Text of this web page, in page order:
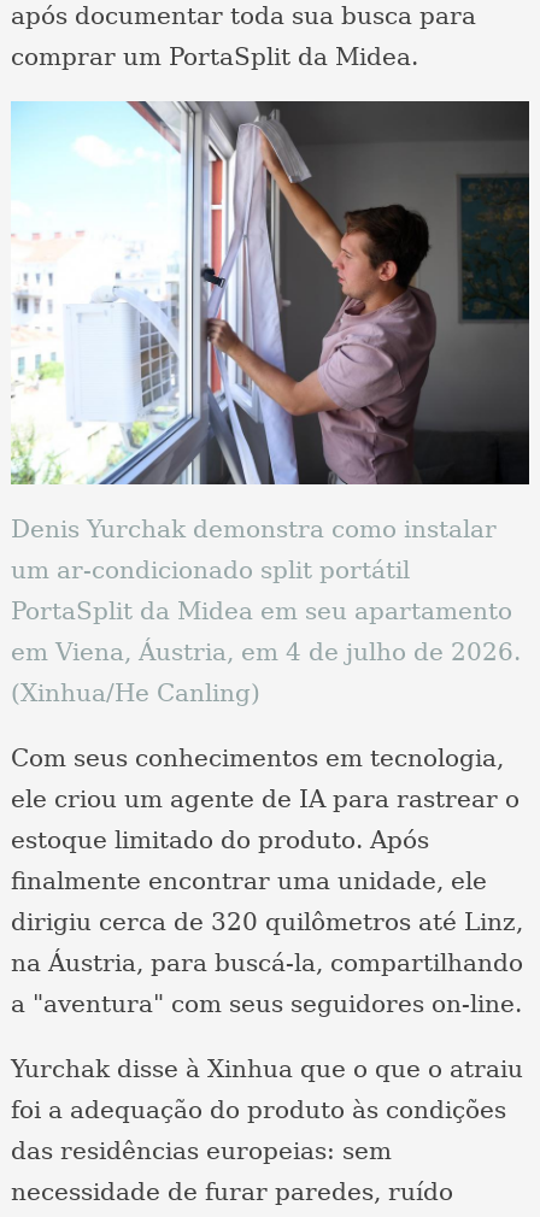
após documentar toda sua busca para
comprar um PortaSplit da Midea.
Denis Yurchak demonstra como instalar
um ar-condicionado split portátil
PortaSplit da Midea em seu apartamento
em Viena, Áustria, em 4 de julho de 2026.
(Xinhua/He Canling)
Com seus conhecimentos em tecnologia,
ele criou um agente de IA para rastrear o
estoque limitado do produto. Após
finalmente encontrar uma unidade, ele
dirigiu cerca de 320 quilômetros até Linz,
na Áustria, para buscá-la, compartilhando
a "aventura" com seus seguidores on-line.
Yurchak disse à Xinhua que o que o atraiu
foi a adequação do produto às condições
das residências europeias: sem
necessidade de furar paredes, ruído